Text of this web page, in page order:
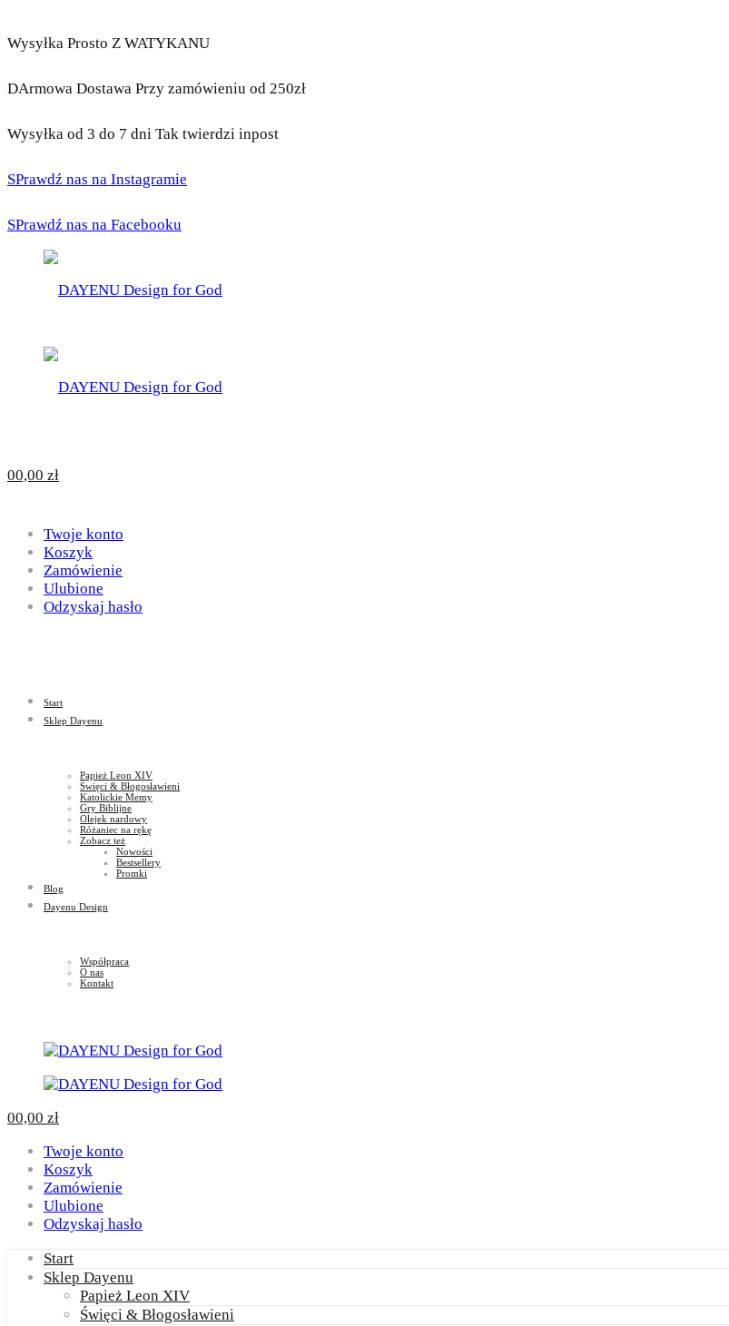
Wysyłka Prosto Z WATYKANU
DArmowa Dostawa Przy zamówieniu od 250zł
Wysyłka od 3 do 7 dni Tak twierdzi inpost
SPrawdź nas na Instagramie
SPrawdź nas na Facebooku
for
God
DAYENU
Design
God
00,00 zł
Twoje konto
Koszyk
Zamówienie
Ulubione
Odzyskaj hasło
Start
Sklep Dayenu
Papież Leon XIV
Święci & Błogosławieni
Katolickie Memy
Gry Biblijne
Olejek nardowy
Różaniec na rękę
Zobacz też
Nowości
Bestsellery
Promki
Blog
Dayenu Design
Współpraca
O nas
Kontakt
00,00 zł
Twoje konto
Koszyk
Zamówienie
Ulubione
Odzyskaj hasło
Start
Sklep Dayenu
Papież Leon XIV
Święci & Błogosławieni